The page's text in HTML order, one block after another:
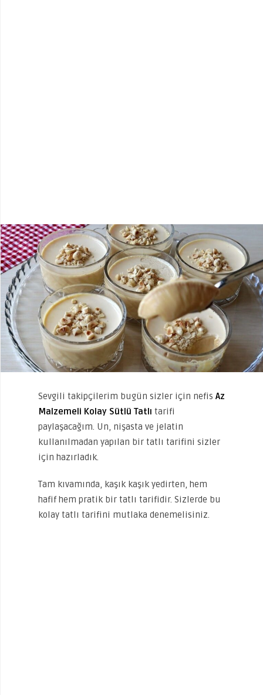
Sevgili takipçilerim bugün sizler için nefis Az
Malzemeli Kolay Sütlü Tatlı tarifi
paylaşacağım. Un, nişasta ve jelatin
kullanılmadan yapılan bir tatlı tarifini sizler
için hazırladık.
Tam kıvamında, kaşık kaşık yedirten, hem
hafif hem pratik bir tatlı tarifidir. Sizlerde bu
kolay tatlı tarifini mutlaka denemelisiniz.